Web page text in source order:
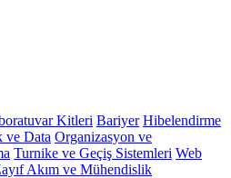
Kitleri Bariyer Hibelendirme
ve Data Organizasyon ve
Turnike ve Geçiş Sistemleri Web
Akım ve Mühendislik